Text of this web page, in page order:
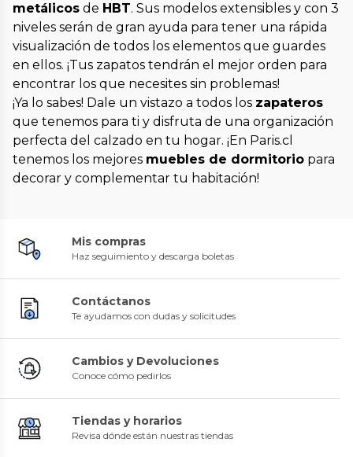
metálicos de HBT. Sus modelos extensibles y con 3
niveles serán de gran ayuda para tener una rápida
visualización de todos los elementos que guardes
en ellos. ¡Tus zapatos tendrán el mejor orden para
encontrar los que necesites sin problemas!
¡Ya lo sabes! Dale un vistazo a todos los zapateros
que tenemos para ti y disfruta de una organización
perfecta del calzado en tu hogar. ¡En Paris.cl
tenemos los mejores muebles de dormitorio para
decorar y complementar tu habitación!
Mis compras
Haz seguimiento y descarga boletas
Contáctanos
Te ayudamos con dudas y solicitudes
Cambios y Devoluciones
Conoce cómo pedirlos
Tiendas y horarios
Revisa dónde están nuestras tiendas